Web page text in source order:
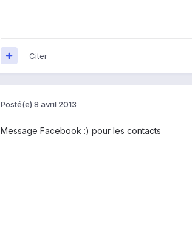
Citer
Posté(e) 8 avril 2013
Message Facebook :) pour les contacts